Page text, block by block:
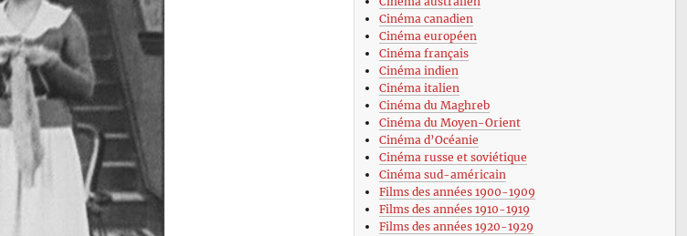
Cinéma canadien
Cinéma européen
Cinéma français
Cinéma indien
Cinéma italien
Cinéma du Maghreb
Cinéma du Moyen-Orient
Cinéma d’Océanie
Cinéma russe et soviétique
Cinéma sud-américain
Films des années 1900-1909
Films des années 1910-1919
Films des années 1920-1929